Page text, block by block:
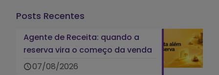
Posts Recentes
Agente de Receita: quando a
reserva vira o começo da venda
07/08/2026